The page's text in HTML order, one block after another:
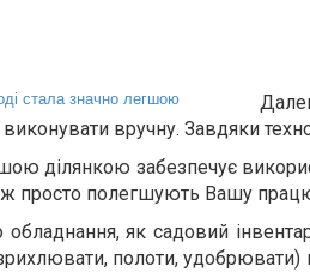
вручну. Завдяки
ділянкою забезпечує
ж просто полегшують Вашу
як садовий
полоти, удобрювати)